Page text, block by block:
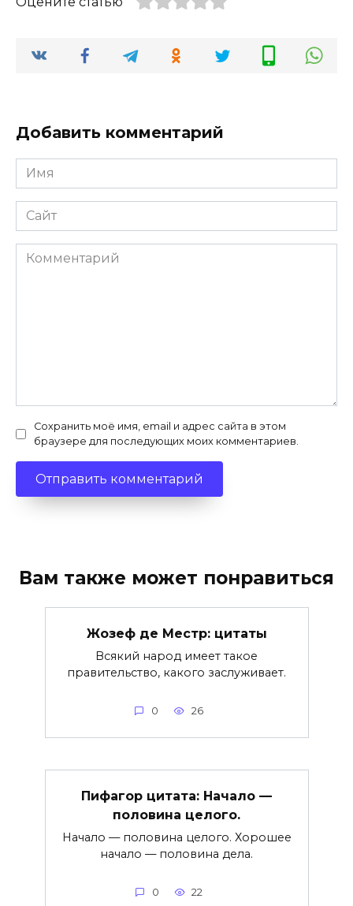
Добавить комментарий
Имя
*
Сайт
Комментарий
Сохранить моё имя, email и адрес сайта в этом
браузере для последующих моих комментариев.
Вам также может понравиться
Жозеф де Местр: цитаты
Всякий народ имеет такое
правительство, какого заслуживает.
0 26
Пифагор цитата: Начало —
половина целого.
Начало — половина целого. Хорошее
начало — половина дела.
0 22